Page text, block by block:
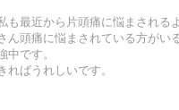
も最近から片頭痛に悩まされる
ん頭痛に悩まされている方がい
です。
ばうれしいです。